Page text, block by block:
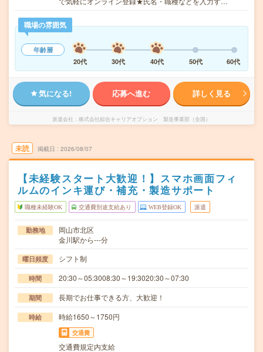
職場の雰囲気
年齢層
20代
30代 40代 50代 60代
気になる! 応募へ進む 詳しく見る
派遣会社 株式会社綜合キャリアオプション 製造事業部（全国）
未読 掲載日 2026/08/07
【未経験スタート大歓迎！】スマホ画面フィ
ルムのインキ運び・補充・製造サポート
職種未経験OK 交通費別途支給あり WEB登録OK 派遣
勤務地
岡山市北区
金川駅から---分
曜日頻度 シフト制
時間 20:30～05:3008:30～19:3020:30～07:30
期間 長期でお仕事できる方、大歓迎！
時給 時給1650～1750円
交通費
交通費規定内支給